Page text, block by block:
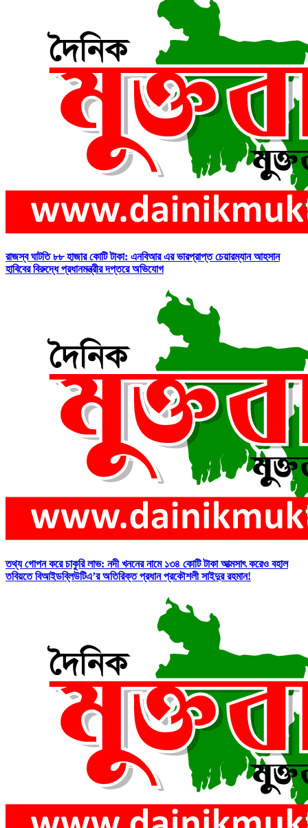
রাজস্ব ঘাটতি ৮৮ হাজার কোটি টাকা: এনবিআর এর ভারপ্রাপ্ত চেয়ারম্যান আহসান
হাবিবের বিরুদ্ধে প্রধানমন্ত্রীর দপ্তরে অভিযোগ
তথ্য গোপন করে চাকুরি লাভ: নদী খননের নামে ১৩৪ কোটি টাকা আত্মসাৎ করেও বহাল
তবিয়তে বিআইডব্লিউটিএ’র অতিরিক্ত প্রধান প্রকৌশলী সাইদুর রহমান!